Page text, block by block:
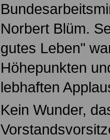
Norbert Blüm.
gutes Leben"
Höhepunkten
lebhaften
Kein Wunder,